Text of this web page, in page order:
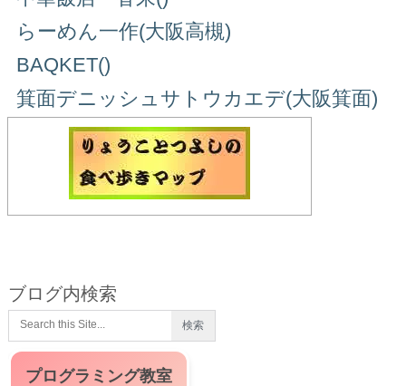
らーめん一作(大阪高槻)
BAQKET()
箕面デニッシュサトウカエデ(大阪箕面)
ブログ内検索
プログラミング教室